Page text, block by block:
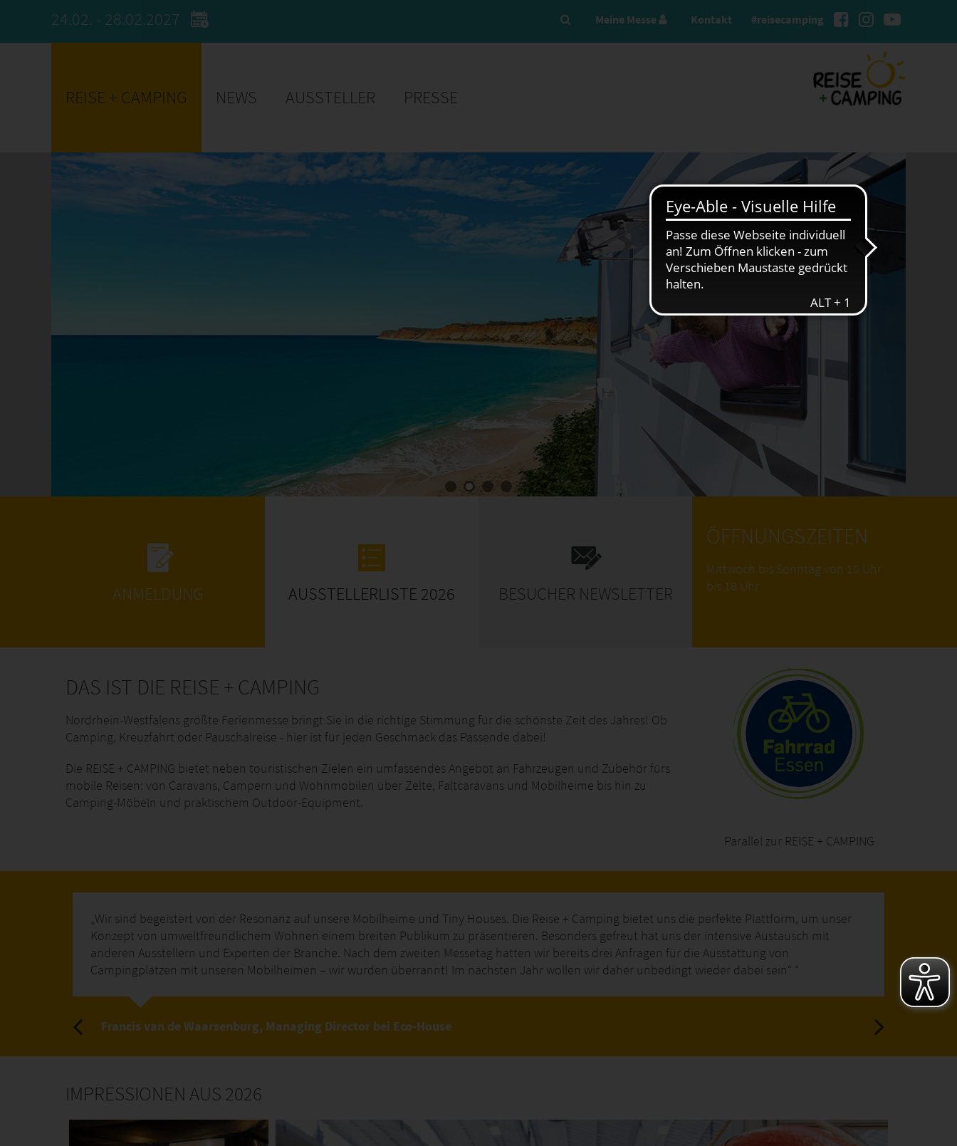
24.02. - 28.02.2027 #reisecamping
Meine Messe Kontakt
REISE + CAMPING NEWS AUSSTELLER PRESSE
ANMELDUNG AUSSTELLERLISTE 2026 BESUCHER NEWSLETTER
ÖFFNUNGSZEITEN
Mittwoch bis Sonntag von 10 Uhr
bis 18 Uhr
DAS IST DIE REISE + CAMPING
Nordrhein-Westfalens größte Ferienmesse bringt Sie in die richtige Stimmung für die schönste Zeit des Jahres! Ob
Camping, Kreuzfahrt oder Pauschalreise - hier ist für jeden Geschmack das Passende dabei!
Die REISE + CAMPING bietet neben touristischen Zielen ein umfassendes Angebot an Fahrzeugen und Zubehör fürs
mobile Reisen: von Caravans, Campern und Wohnmobilen über Zelte, Faltcaravans und Mobilheime bis hin zu
Camping-Möbeln und praktischem Outdoor-Equipment.
Parallel zur REISE + CAMPING
Wir sind begeistert von der Resonanz auf unsere Mobilheime und Tiny Houses. Die Reise + Camping bietet uns die perfekte Plattform, um unser
Konzept von umweltfreundlichem Wohnen einem breiten Publikum zu präsentieren. Besonders gefreut hat uns der intensive Austausch mit
anderen Ausstellern und Experten der Branche. Nach dem zweiten Messetag hatten wir bereits drei Anfragen für die Ausstattung von
Campingplätzen mit unseren Mobilheimen – wir wurden überrannt! Im nächsten Jahr wollen wir daher unbedingt wieder dabei sein“
Francis van de Waarsenburg, Managing Director bei Eco-House
IMPRESSIONEN AUS 2026